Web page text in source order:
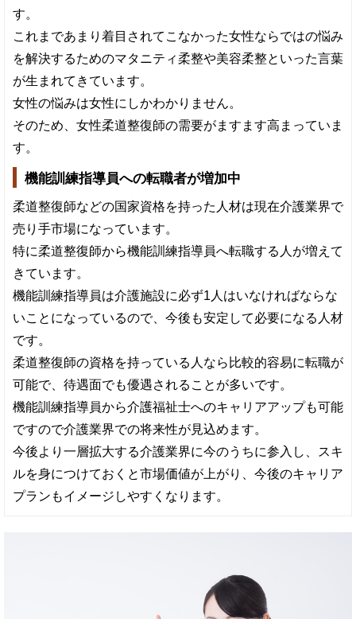
す。
これまであまり着目されてこなかった女性ならではの悩み
を解決するためのマタニティ柔整や美容柔整といった言葉
が生まれてきています。
女性の悩みは女性にしかわかりません。
そのため、女性柔道整復師の需要がますます高まっていま
す。
機能訓練指導員への転職者が増加中
柔道整復師などの国家資格を持った人材は現在介護業界で
売り手市場になっています。
特に柔道整復師から機能訓練指導員へ転職する人が増えて
きています。
機能訓練指導員は介護施設に必ず1人はいなければならな
いことになっているので、今後も安定して必要になる人材
です。
柔道整復師の資格を持っている人なら比較的容易に転職が
可能で、待遇面でも優遇されることが多いです。
機能訓練指導員から介護福祉士へのキャリアアップも可能
ですので介護業界での将来性が見込めます。
今後より一層拡大する介護業界に今のうちに参入し、スキ
ルを身につけておくと市場価値が上がり、今後のキャリア
プランもイメージしやすくなります。